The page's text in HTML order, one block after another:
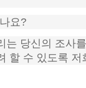
요?
는 당신의 조사
할 수 있도록